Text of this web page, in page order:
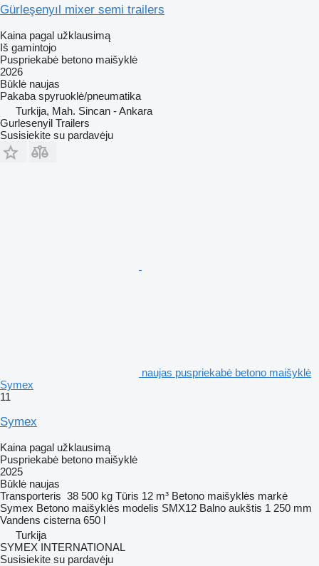
Gürleşenyıl mixer semi trailers
Kaina pagal užklausimą
Iš gamintojo
Puspriekabė betono maišyklė
2026
Būklė naujas
Pakaba spyruoklė/pneumatika
Turkija, Mah. Sincan - Ankara
Gurlesenyil Trailers
Susisiekite su pardavėju
naujas puspriekabė betono maišyklė
Symex
11
Symex
Kaina pagal užklausimą
Puspriekabė betono maišyklė
2025
Būklė naujas
Transporteris 38 500 kg Tūris 12 m³ Betono maišyklės markė
Symex Betono maišyklės modelis SMX12 Balno aukštis 1 250 mm
Vandens cisterna 650 l
Turkija
SYMEX INTERNATIONAL
Susisiekite su pardavėju